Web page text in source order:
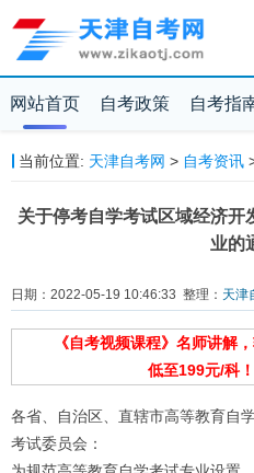
网站首页 自考政策 自考指
当前位置: 天津自考网 > 自考资讯
关于停考自学考试区域经济开
业的
日期：2022-05-19 10:46:33 整理： 天津
《自考视频课程》名师讲解
低至199元/科！
各省、自治区、直辖市高等教育自
考试委员会：